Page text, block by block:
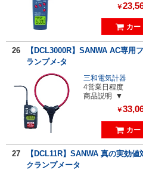
￥
26
【DCL3000R】SANWA AC専用
ランプメ-タ
三和電気計器
4営業日程度
商品説明
￥
27
【DCL11R】SANWA 真の実効
クランプメータ